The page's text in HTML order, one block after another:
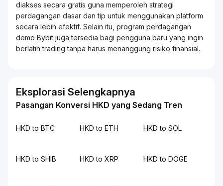
diakses secara gratis guna memperoleh strategi
perdagangan dasar dan tip untuk menggunakan platform
secara lebih efektif. Selain itu, program perdagangan
demo Bybit juga tersedia bagi pengguna baru yang ingin
berlatihtradingtanpa harus menanggung risiko finansial.
Eksplorasi Selengkapnya
Pasangan Konversi HKD yang Sedang Tren
HKD to BTC HKD to ETH HKD to SOL
HKD to SHIB HKD to XRP HKD to DOGE